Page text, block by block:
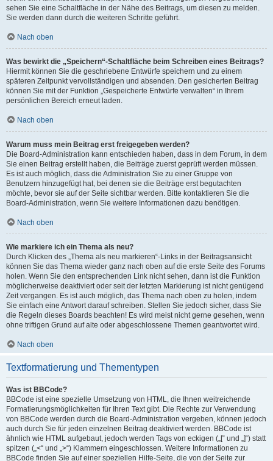
sehen Sie eine Schaltfläche in der Nähe des Beitrags, um diesen zu melden.
Sie werden dann durch die weiteren Schritte geführt.
Nach oben
Was bewirkt die „Speichern“-Schaltfläche beim Schreiben eines Beitrags?
Hiermit können Sie die geschriebene Entwürfe speichern und zu einem
späteren Zeitpunkt vervollständigen und absenden. Den gesicherten Beitrag
können Sie mit der Funktion „Gespeicherte Entwürfe verwalten“ in Ihrem
persönlichen Bereich erneut laden.
Nach oben
Warum muss mein Beitrag erst freigegeben werden?
Die Board-Administration kann entschieden haben, dass in dem Forum, in dem
Sie einen Beitrag erstellt haben, die Beiträge zuerst geprüft werden müssen.
Es ist auch möglich, dass die Administration Sie zu einer Gruppe von
Benutzern hinzugefügt hat, bei denen sie die Beiträge erst begutachten
möchte, bevor sie auf der Seite sichtbar werden. Bitte kontaktieren Sie die
Board-Administration, wenn Sie weitere Informationen dazu benötigen.
Nach oben
Wie markiere ich ein Thema als neu?
Durch Klicken des „Thema als neu markieren“-Links in der Beitragsansicht
können Sie das Thema wieder ganz nach oben auf die erste Seite des Forums
holen. Wenn Sie den entsprechenden Link nicht sehen, dann ist die Funktion
möglicherweise deaktiviert oder seit der letzten Markierung ist nicht genügend
Zeit vergangen. Es ist auch möglich, das Thema nach oben zu holen, indem
Sie einfach eine Antwort darauf schreiben. Stellen Sie jedoch sicher, dass Sie
die Regeln dieses Boards beachten! Es wird meist nicht gerne gesehen, wenn
ohne triftigen Grund auf alte oder abgeschlossene Themen geantwortet wird.
Nach oben
Textformatierung und Thementypen
Was ist BBCode?
BBCode ist eine spezielle Umsetzung von HTML, die Ihnen weitreichende
Formatierungsmöglichkeiten für Ihren Text gibt. Die Rechte zur Verwendung
von BBCode werden durch die Board-Administration vergeben, können jedoch
auch durch Sie für jeden einzelnen Beitrag deaktiviert werden. BBCode ist
ähnlich wie HTML aufgebaut, jedoch werden Tags von eckigen („[“ und „]“) statt
spitzen („<“ und „>“) Klammern eingeschlossen. Weitere Informationen zu
BBCode finden Sie auf einer speziellen Hilfe-Seite, die von der Seite zur